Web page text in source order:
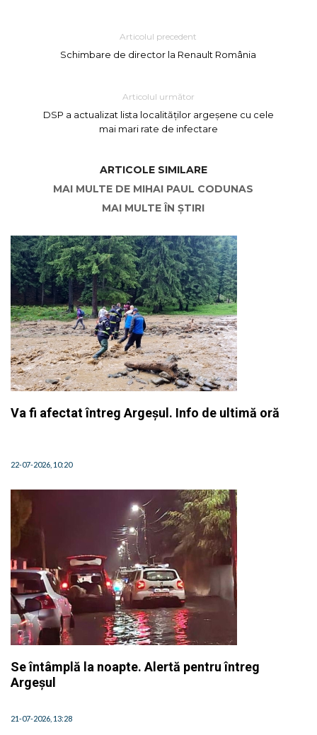
Articolul precedent
Schimbare de director la Renault România
Articolul următor
DSP a actualizat lista localităților argeșene cu cele
mai mari rate de infectare
ARTICOLE SIMILARE
MAI MULTE DE MIHAI PAUL CODUNAS
MAI MULTE ÎN ȘTIRI
Va fi afectat întreg Argeșul. Info de ultimă oră
22-07-2026, 10:20
Se întâmplă la noapte. Alertă pentru întreg
Argeșul
21-07-2026, 13:28